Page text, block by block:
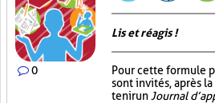
0
Lis et réagis !
Pour cette formule
sont invités, après
tenir un Journal